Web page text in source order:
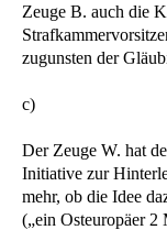
Zeuge B. auch die
zugunsten der
c)
Der Zeuge W. hat
Initiative zur
mehr, ob die Idee
(„ein Osteuropäer 2